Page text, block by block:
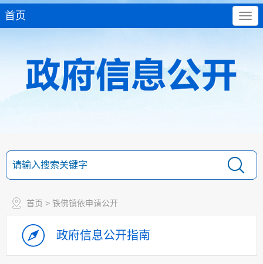
首页
首页 > 铁佛镇依申请公开
政府信息公开指南